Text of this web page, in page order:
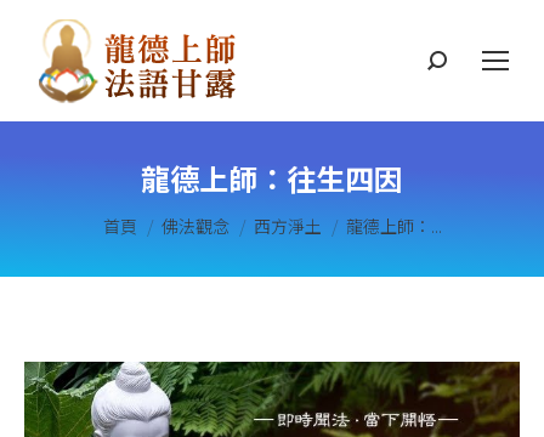
搜
龍德上師：往生四因
您在這裡：
首頁 佛法觀念 西方淨土 龍德上師：...